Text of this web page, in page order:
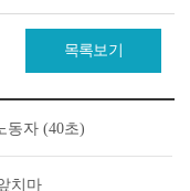
목록보기
동자 (40초)
치마